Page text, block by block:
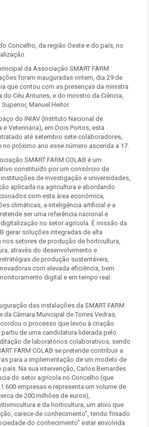
Concelho, da região Oeste e do país, no
da Associação SMART FARM
foram inauguradas ontem, dia 29 de
que contou com as presenças da ministra
do Céu Antunes, e do ministro da Ciência,
Manuel Heitor.
do INIAV (Instituto Nacional de
e Veterinária), em Dois Portos, esta
até setembro sete colaboradores,
próximo ano esse número ascenda a 17.
SMART FARM COLAB é um
constituído por um consórcio de
de investigação e universidades,
aplicada na agricultura e abordando
com esta área económica,
climáticas, a inteligência artificial e a
ser uma referência nacional e
no setor agrícola. É missão da
gerar soluções integradas de alta
setores de produção de horticultura,
através do desenvolvimento e
de produção sustentáveis,
com elevada eficiência, bem
digital e em tempo real.
das instalações da SMART FARM
da Câmara Municipal de Torres Vedras,
o processo que levou à criação
de uma candidatura liderada pelo
de laboratórios colaborativos, sendo
FARM COLAB se pretende contribuir a
para a implementação de um modelo de
Na sua intervenção, Carlos Bernardes
do setor agrícola no Concelho (que
empresas e representa um volume de
de 200 milhões de euros),
e da horticultura, um ativo que
carece de conhecimento”, tendo frisado
do conhecimento” estar envolvida